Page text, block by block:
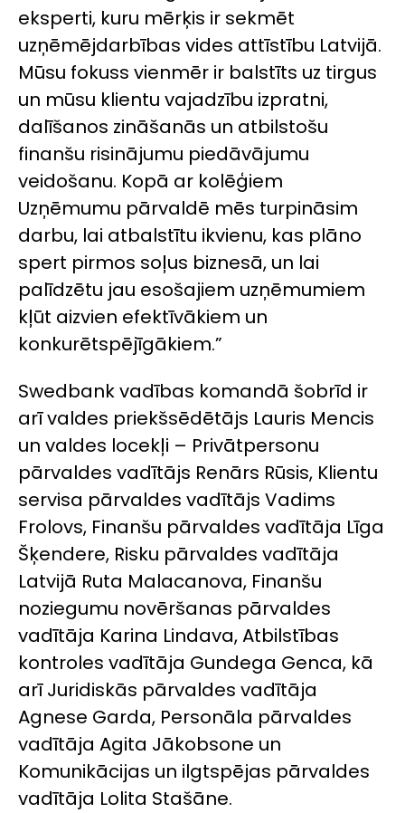
eksperti, kuru mērķis ir sekmēt
uzņēmējdarbības vides attīstību Latvijā.
Mūsu fokuss vienmēr ir balstīts uz tirgus
un mūsu klientu vajadzību izpratni,
dalīšanos zināšanās un atbilstošu
finanšu risinājumu piedāvājumu
veidošanu. Kopā ar kolēģiem
Uzņēmumu pārvaldē mēs turpināsim
darbu, lai atbalstītu ikvienu, kas plāno
spert pirmos soļus biznesā, un lai
palīdzētu jau esošajiem uzņēmumiem
kļūt aizvien efektīvākiem un
konkurētspējīgākiem.”
Swedbank vadības komandā šobrīd ir
arī valdes priekšsēdētājs Lauris Mencis
un valdes locekļi – Privātpersonu
pārvaldes vadītājs Renārs Rūsis, Klientu
servisa pārvaldes vadītājs Vadims
Frolovs, Finanšu pārvaldes vadītāja Līga
Šķendere, Risku pārvaldes vadītāja
Latvijā Ruta Malacanova, Finanšu
noziegumu novēršanas pārvaldes
vadītāja Karina Lindava, Atbilstības
kontroles vadītāja Gundega Genca, kā
arī Juridiskās pārvaldes vadītāja
Agnese Garda, Personāla pārvaldes
vadītāja Agita Jākobsone un
Komunikācijas un ilgtspējas pārvaldes
vadītāja Lolita Stašāne.